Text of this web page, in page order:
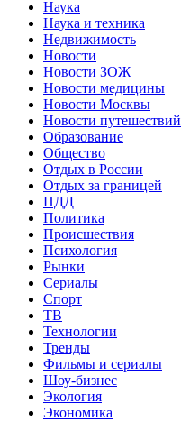
Наука
Наука и техника
Недвижимость
Новости
Новости ЗОЖ
Новости медицины
Новости Москвы
Новости путешествий
Образование
Общество
Отдых в России
Отдых за границей
ПДД
Политика
Происшествия
Психология
Рынки
Сериалы
Спорт
ТВ
Технологии
Тренды
Фильмы и сериалы
Шоу-бизнес
Экология
Экономика